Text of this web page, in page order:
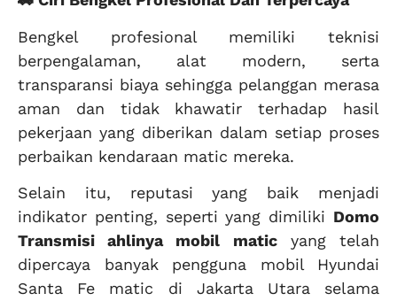
Bengkel profesional memiliki teknisi
berpengalaman, alat modern, serta
transparansi biaya sehingga pelanggan merasa
aman dan tidak khawatir terhadap hasil
pekerjaan yang diberikan dalam setiap proses
perbaikan kendaraan matic mereka.
Selain itu, reputasi yang baik menjadi
indikator penting, seperti yang dimiliki Domo
Transmisi ahlinya mobil maticyang telah
dipercaya banyak pengguna mobil Hyundai
Santa Fe matic di Jakarta Utara selama